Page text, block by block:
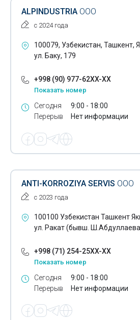
Спортивное строительство
Строительно-монтажные
Строительно-ремонтные
Строительные люльки
Проектно-сметная документация
Строительство гражданских
Строительство фонтанов
Строительство инженерных
Строительство промышленных
Строительство систем
Строительство аквапарков
Строительство аттракционов
Трубопроводы
ALPINDUSTRIA ООО
с 2024 года
100079, Узбекистан, Ташкент,
ул. Баку, 179
+998 (90) 977-62XX-XX
Показать номер
Сегодня
Перерыв
9:00 - 18:00
Нет информации
ANTI-KORROZIYA SERVIS ООО
с 2023 года
100100 Узбекистан Ташкент
ул. Ракат (бывш.
+998 (71) 254-25XX-XX
Показать номер
Сегодня
Перерыв
9:00 - 18:00
Нет информации